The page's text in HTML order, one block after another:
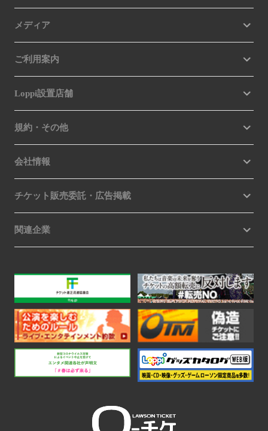
メディア
ご利用案内
Loppi設置店舗
規約・その他
会社情報
チケット販売委託・広告掲載
関連企業